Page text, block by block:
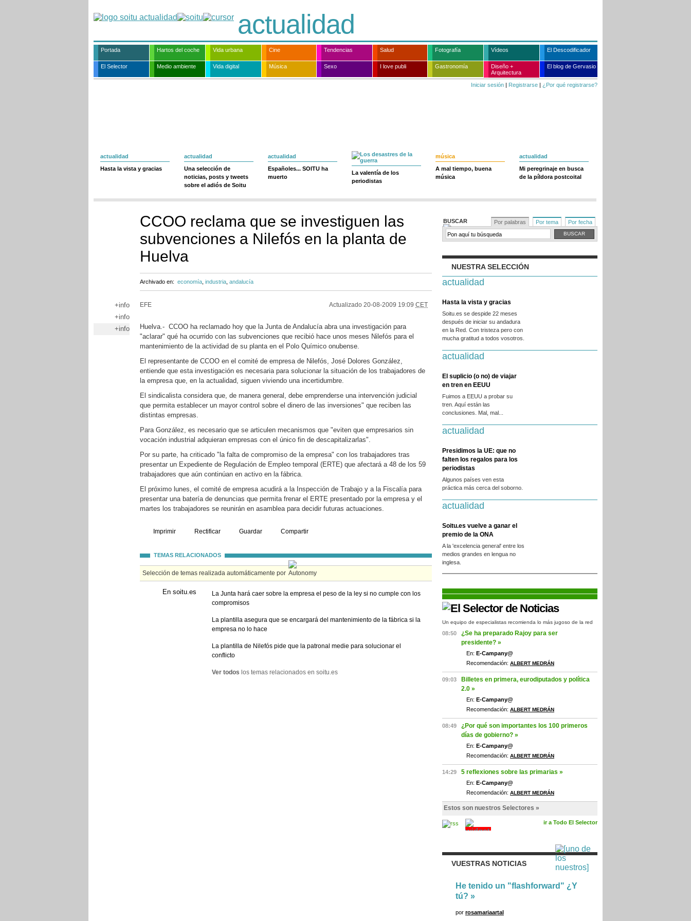
actualidad
Portada Hartos del coche Vida urbana Cine Tendencias Salud Fotografía Vídeos El Descodificador
El Selector Medio ambiente Vida digital Música Sexo I love publi Gastronomía
Diseño +
Arquitectura
El blog de Gervasio
Iniciar sesión | Registrarse | ¿Por qué registrarse?
actualidad
Hasta la vista y gracias
actualidad
Una selección de
noticias, posts y tweets
sobre el adiós de Soitu
actualidad
Españoles... SOITU ha
muerto
La valentía de los
periodistas
música
A mal tiempo, buena
música
actualidad
Mi peregrinaje en busca
de la píldora postcoital
CCOO reclama que se investiguen las
subvenciones a Nilefós en la planta de
Huelva
Archivado en: economía industria andalucía
+info
+info
+info
EFE Actualizado 20-08-2009 19:09 CET
Huelva.- CCOO ha reclamado hoy que la Junta de Andalucía abra una investigación para
"aclarar" qué ha ocurrido con las subvenciones que recibió hace unos meses Nilefós para el
mantenimiento de la actividad de su planta en el Polo Químico onubense.
El representante de CCOO en el comité de empresa de Nilefós, José Dolores González,
entiende que esta investigación es necesaria para solucionar la situación de los trabajadores de
la empresa que, en la actualidad, siguen viviendo una incertidumbre.
El sindicalista considera que, de manera general, debe emprenderse una intervención judicial
que permita establecer un mayor control sobre el dinero de las inversiones" que reciben las
distintas empresas.
Para González, es necesario que se articulen mecanismos que "eviten que empresarios sin
vocación industrial adquieran empresas con el único fin de descapitalizarlas".
Por su parte, ha criticado "la falta de compromiso de la empresa" con los trabajadores tras
presentar un Expediente de Regulación de Empleo temporal (ERTE) que afectará a 48 de los 59
trabajadores que aún continúan en activo en la fábrica.
El próximo lunes, el comité de empresa acudirá a la Inspección de Trabajo y a la Fiscalía para
presentar una batería de denuncias que permita frenar el ERTE presentado por la empresa y el
martes los trabajadores se reunirán en asamblea para decidir futuras actuaciones.
Imprimir Rectificar Guardar Compartir
TEMAS RELACIONADOS
Selección de temas realizada automáticamente por
En soitu.es
La Junta hará caer sobre la empresa el peso de la ley si no cumple con los
compromisos
La plantilla asegura que se encargará del mantenimiento de la fábrica si la
empresa no lo hace
La plantilla de Nilefós pide que la patronal medie para solucionar el
conflicto
Ver todos los temas relacionados en soitu.es
BUSCAR Por palabras Por tema Por fecha
NUESTRA SELECCIÓN
actualidad
Hasta la vista y gracias
Soitu.es se despide 22 meses
después de iniciar su andadura
en la Red. Con tristeza pero con
mucha gratitud a todos vosotros.
actualidad
El suplicio (o no) de viajar
en tren en EEUU
Fuimos a EEUU a probar su
tren. Aquí están las
conclusiones. Mal, mal...
actualidad
Presidimos la UE: que no
falten los regalos para los
periodistas
Algunos países ven esta
práctica más cerca del soborno.
actualidad
Soitu.es vuelve a ganar el
premio de la ONA
A la 'excelencia general' entre los
medios grandes en lengua no
inglesa.
Un equipo de especialistas recomienda lo más jugoso de la red
08:50
¿Se ha preparado Rajoy para ser
presidente? »
En: E-Campany@
Recomendación: ALBERT MEDRÁN
09:03
Billetes en primera, eurodiputados y política
2.0 »
En: E-Campany@
Recomendación: ALBERT MEDRÁN
08:49
¿Por qué son importantes los 100 primeros
días de gobierno? »
En: E-Campany@
Recomendación: ALBERT MEDRÁN
14:29 5 reflexiones sobre las primarias »
En: E-Campany@
Recomendación: ALBERT MEDRÁN
Estos son nuestros Selectores »
ir a Todo El Selector
VUESTRAS NOTICIAS
He tenido un "flashforward" ¿Y
tú? »
por rosamariaartal